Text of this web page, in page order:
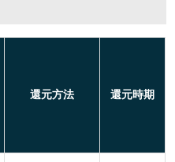
還元方法 還元時期